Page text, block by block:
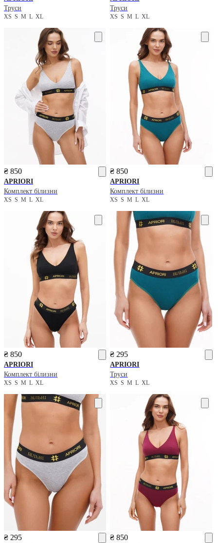
Труси
XS S M L XL
Труси
XSSMLXL
₴ 850
APRIORI
Комплект білизни
XS S M L XL
₴ 850
APRIORI
Комплект білизни
XSSMLXL
₴ 850
APRIORI
Комплект білизни
XS S M L XL
₴ 295
APRIORI
Труси
XSSMLXL
₴ 295 ₴ 850